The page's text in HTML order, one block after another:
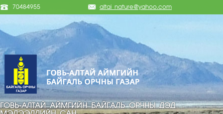
70484955 altai_nature@yahoo.com
ГОВЬ-АЛТАЙ АЙМГИЙН БАЙГАЛЬ ОРЧНЫ ДЭД